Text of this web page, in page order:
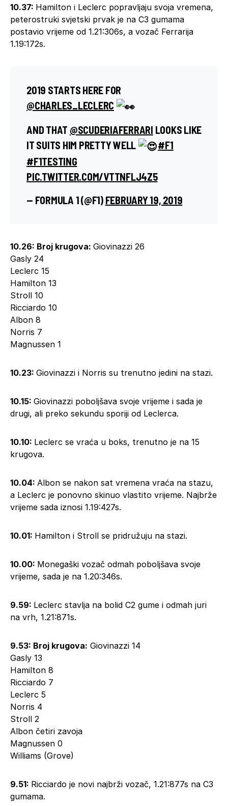
10.37: Hamilton i Leclerc popravljaju svoja vremena,
peterostruki svjetski prvak je na C3 gumama
postavio vrijeme od 1.21:306s, a vozač Ferrarija
1.19:172s.
2019 STARTS HERE FOR
@CHARLES_LECLERC
AND THAT @SCUDERIAFERRARI LOOKS LIKE
IT SUITS HIM PRETTY WELL
#F1
#F1TESTING
PIC.TWITTER.COM/VTTNFLJ4Z5
— FORMULA 1 (@F1) FEBRUARY 19, 2019
10.26: Broj krugova: Giovinazzi 26
Gasly 24
Leclerc 15
Hamilton 13
Stroll 10
Ricciardo 10
Albon 8
Norris 7
Magnussen 1
10.23: Giovinazzi i Norris su trenutno jedini na stazi.
10.15: Giovinazzi poboljšava svoje vrijeme i sada je
drugi, ali preko sekundu sporiji od Leclerca.
10.10: Leclerc se vraća u boks, trenutno je na 15
krugova.
10.04: Albon se nakon sat vremena vraća na stazu,
a Leclerc je ponovno skinuo vlastito vrijeme. Najbrže
vrijeme sada iznosi 1.19:427s.
10.01: Hamilton i Stroll se pridružuju na stazi.
10.00: Monegaški vozač odmah poboljšava svoje
vrijeme, sada je na 1.20:346s.
9.59: Leclerc stavlja na bolid C2 gume i odmah juri
na vrh, 1.21:871s.
9.53: Broj krugova: Giovinazzi 14
Gasly 13
Hamilton 8
Ricciardo 7
Leclerc 5
Norris 4
Stroll 2
Albon četiri zavoja
Magnussen 0
Williams (Grove)
9.51: Ricciardo je novi najbrži vozač, 1.21:877s na C3
gumama.